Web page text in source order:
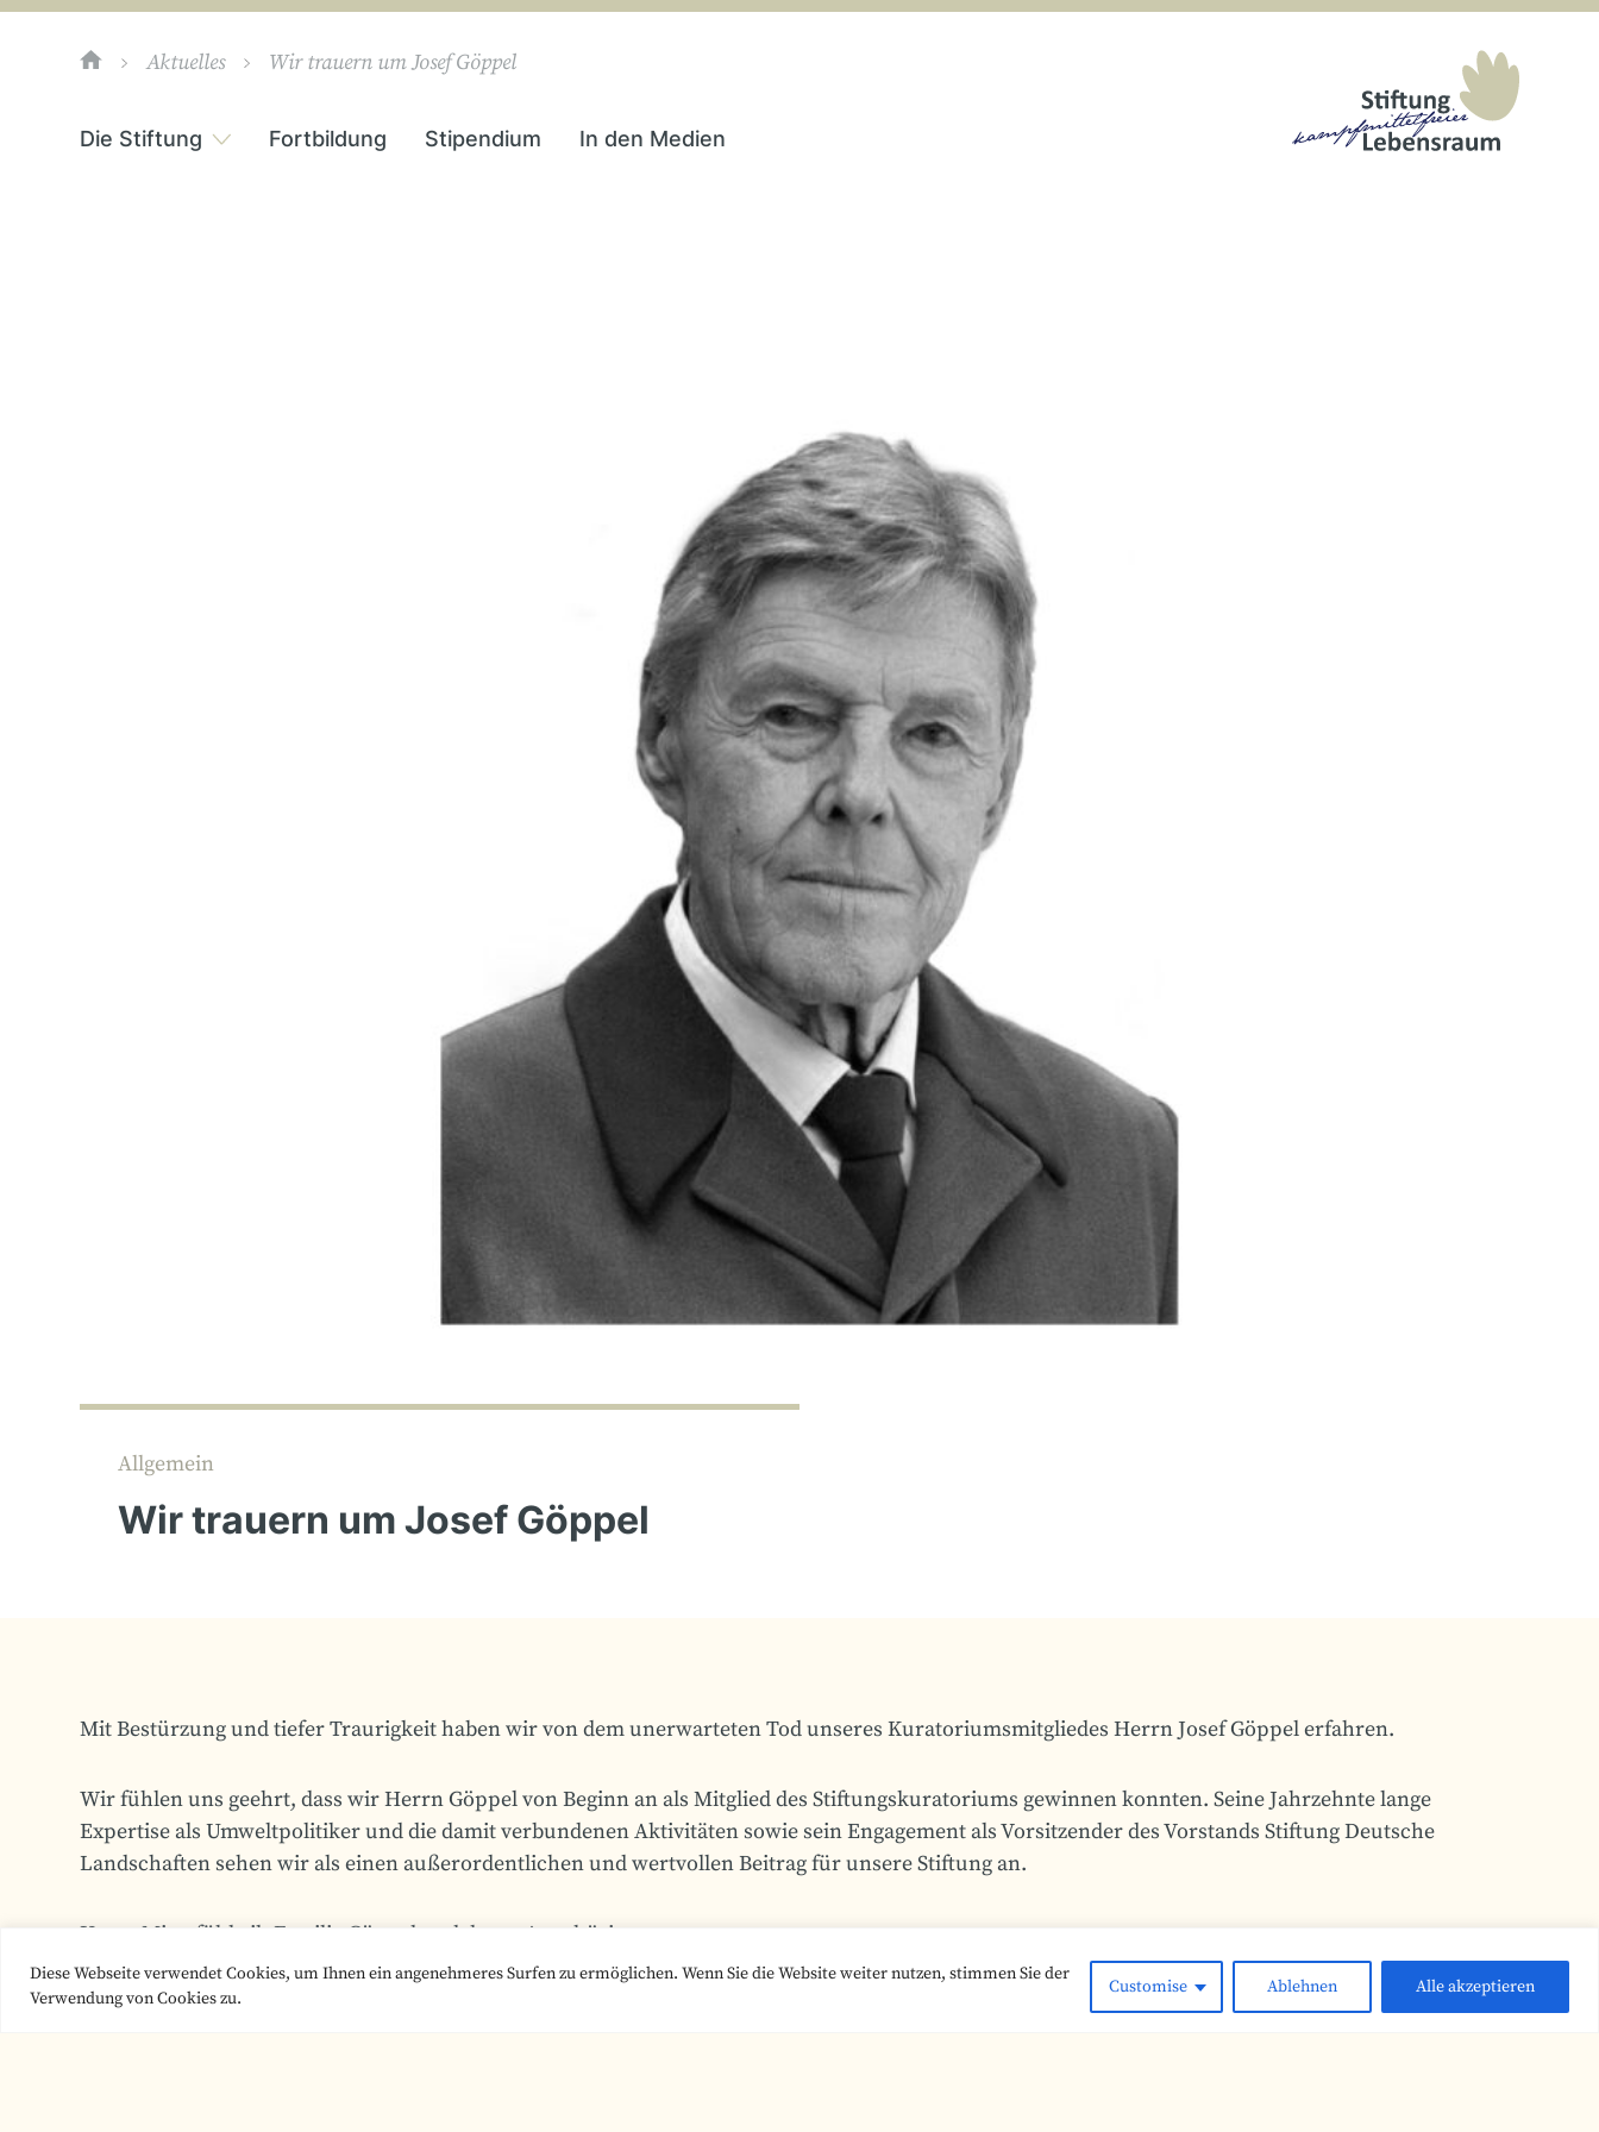
Diese Webseite verwendet Cookies, um Ihnen ein angenehmeres Surfen zu ermöglichen. Wenn Sie die Website weiter nutzen, stimmen Sie der
Verwendung von Cookies zu.
Customise Ablehnen Alle akzeptieren
Aktuelles Wir trauern um Josef Göppel
Die Stiftung Fortbildung Stipendium In den Medien
Allgemein
Wir trauern um Josef Göppel
Mit Bestürzung und tiefer Traurigkeit haben wir von dem unerwarteten Tod unseres Kuratoriumsmitgliedes Herrn Josef Göppel erfahren.
Wir fühlen uns geehrt, dass wir Herrn Göppel von Beginn an als Mitglied des Stiftungskuratoriums gewinnen konnten. Seine Jahrzehnte lange
Expertise als Umweltpolitiker und die damit verbundenen Aktivitäten sowie sein Engagement als Vorsitzender des Vorstands Stiftung Deutsche
Landschaften sehen wir als einen außerordentlichen und wertvollen Beitrag für unsere Stiftung an.
Unser Mitgefühl gilt Familie Göppel und deren Angehörigen.